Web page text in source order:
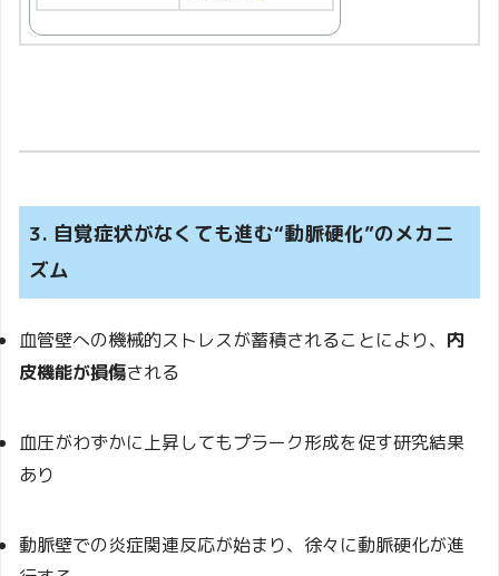
3. 自覚症状がなくても進む“動脈硬化”のメカニ
ズム
血管壁への機械的ストレスが蓄積されることにより、 内
皮機能が損傷される
血圧がわずかに上昇してもプラーク形成を促す研究結果
あり
動脈壁での炎症関連反応が始まり、徐々に動脈硬化が進